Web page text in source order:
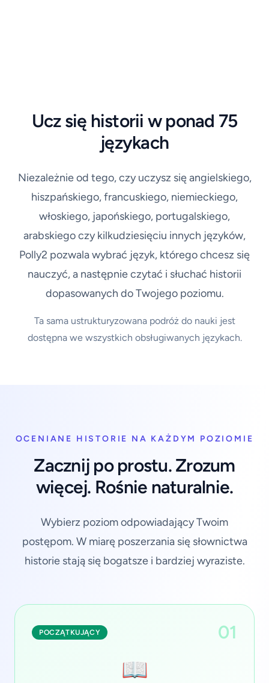
Ucz się historii w ponad 75
językach
Niezależnie od tego, czy uczysz się angielskiego,
hiszpańskiego, francuskiego, niemieckiego,
włoskiego, japońskiego, portugalskiego,
arabskiego czy kilkudziesięciu innych języków,
Polly2 pozwala wybrać język, którego chcesz się
nauczyć, a następnie czytać i słuchać historii
dopasowanych do Twojego poziomu.
Ta sama ustrukturyzowana podróż do nauki jest
dostępna we wszystkich obsługiwanych językach.
OCENIANE HISTORIE NA KAŻDYM POZIOMIE
Zacznij po prostu. Zrozum
więcej. Rośnie naturalnie.
Wybierz poziom odpowiadający Twoim
postępom. W miarę poszerzania się słownictwa
historie stają się bogatsze i bardziej wyraziste.
POCZĄTKUJĄCY 01
📖